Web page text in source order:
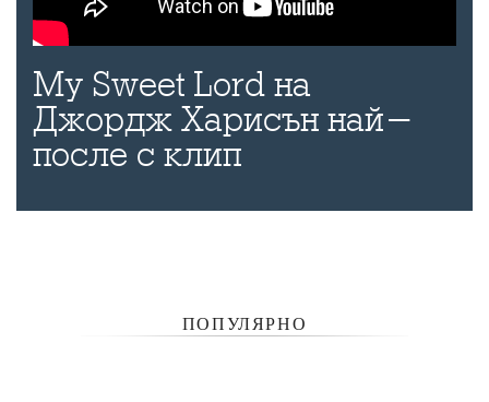
My Sweet Lord на
Джордж Харисън най-
после с клип
ПОПУЛЯРНО